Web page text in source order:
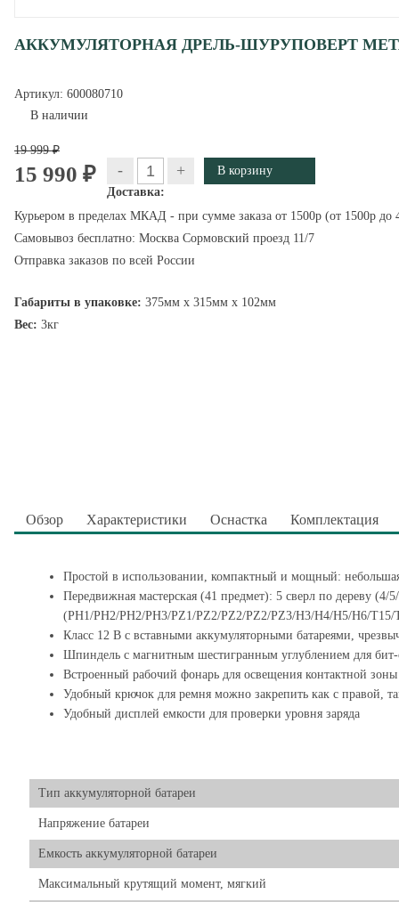
АККУМУЛЯТОРНАЯ ДРЕЛЬ-ШУРУПОВЕРТ
Артикул: 600080710
В наличии
19 999 ₽
15 990 ₽ - +
Доставка:
Курьером в пределах МКАД - при сумме заказа от 1500р (от 1500р до
Самовывоз бесплатно: Москва Сормовский проезд 11/7
Отправка заказов по всей России
Габариты в упаковке: 375мм x 315мм x 102мм
Вес: 3кг
Обзор Характеристики Оснастка Комплектация
Простой в использовании, компактный и мощный:
Передвижная мастерская (41 предмет): 5 сверл по дереву
(PH1/PH2/PH2/PH3/PZ1/PZ2/PZ2/PZ2/PZ3/H3/H4/H5/H6/
Класс 12 В с вставными аккумуляторными батареями,
Шпиндель с магнитным шестигранным углублением для бит-
Встроенный рабочий фонарь для освещения контактной зоны
Удобный крючок для ремня можно закрепить как с правой,
Удобный дисплей емкости для проверки уровня заряда
Тип аккумуляторной батареи
Напряжение батареи
Емкость аккумуляторной батареи
Максимальный крутящий момент, мягкий